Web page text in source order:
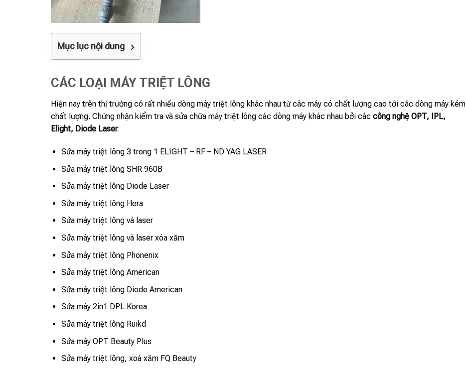
Mục lục nội dung
CÁC LOẠI MÁY TRIỆT LÔNG
Hiện nay trên thị trường có rất nhiều dòng máy triệt lông khác nhau từ các máy có chất lượng cao tới các dòng máy kém
chất lượng. Chứng nhận kiểm tra và sửa chữa máy triệt lông các dòng máy khác nhau bởi các công nghệ OPT, IPL,
Elight, Diode Laser:
Sửa máy triệt lông 3 trong 1 ELIGHT – RF – ND YAG LASER
Sửa máy triệt lông SHR 960B
Sửa máy triệt lông Diode Laser
Sửa máy triệt lông Hera
Sửa máy triệt lông và laser
Sửa máy triệt lông và laser xóa xăm
Sửa máy triệt lông Phonenix
Sửa máy triệt lông American
Sửa máy triệt lông Diode American
Sửa máy 2in1 DPL Korea
Sửa máy triệt lông Ruikd
Sửa máy OPT Beauty Plus
Sửa máy triệt lông, xoá xăm FQ Beauty